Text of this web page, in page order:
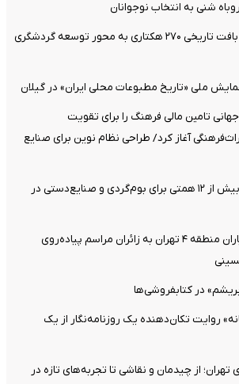
شنی به انتخاب نوجوانان
دزفول آماده تبدیل بافت تاریخی ۲۷۰ هکتاری به محور توسعه گردشگری
ملی «تاریخ مطبوعات محلی ایران» در گیلان
تامین مالی فرهنگ را برای تقویت
آغاز کرد/ طراحی نظام نوین برای صنایع
اختصاص تسهیلات بیش از ۱۲ همتی برای بوم‌گردی و صنایع‌دستی در
خدمت‌رسانی خادمیاران منطقه ۴ تهران به زائران مراسم پیاده‌روی
در کتابفروشی‌ها
روایت تکان‌دهنده یک روزنامه‌نگار از یک
تهران؛ از چیدمان و نقاشی تا تجربه‌های تازه در